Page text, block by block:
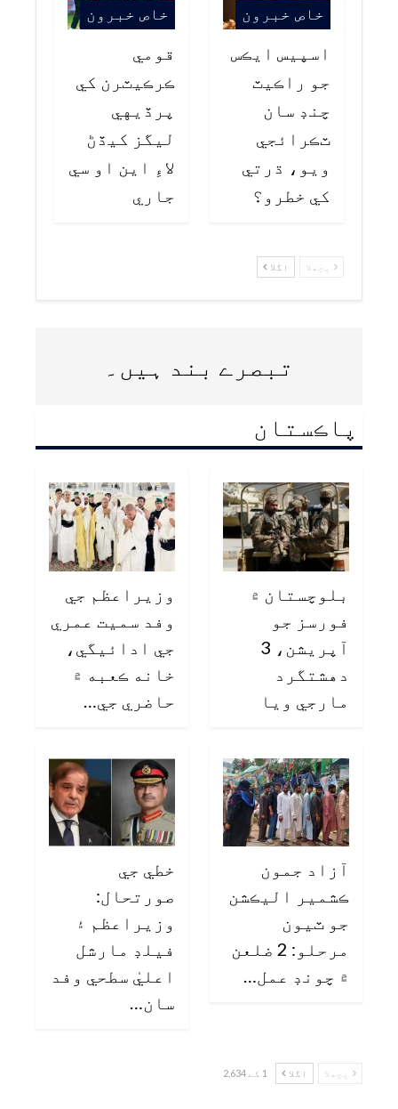
خاص خبرون
اسپيس ايڪس
جو راڪيٽ
چنڊ سان
ٽڪرائجي
ويو، ڌرتي
کي خطرو؟
خاص خبرون
قومي
ڪرڪيٽرن کي
پرڏيهي
ليگز کيڏڻ
لاءِ اين او سي
جاري
پچھلا اگلا
تبصرے بند ہیں۔
پاڪستان
بلوچستان ۾
فورسز جو
آپريشن، 3
دهشتگرد
مارجي ويا
وزيراعظم جي
وفد سميت عمري
جي ادائيگي،
خانه ڪعبه ۾
حاضري جي…
آزاد جمون
ڪشمير اليڪشن
جو ٽيون
مرحلو: 2 ضلعن
۾ چونڊ عمل…
خطي جي
صورتحال:
وزيراعظم ۽
فيلڊ مارشل
اعليٰ سطحي وفد
سان…
پچھلا اگلا 1 کے 2,634